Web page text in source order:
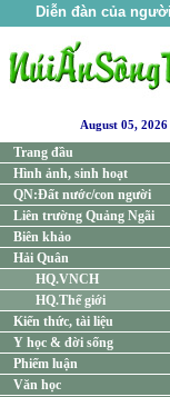
Diễn đàn của
August 05, 2026
Trang đầu
Hình ảnh, sinh hoạt
QN:Đất nước/con người
Liên trường Quảng Ngãi
Biên khảo
Hải Quân
HQ.VNCH
HQ.Thế giới
Kiến thức, tài liệu
Y học & đời sống
Phiếm luận
Văn học